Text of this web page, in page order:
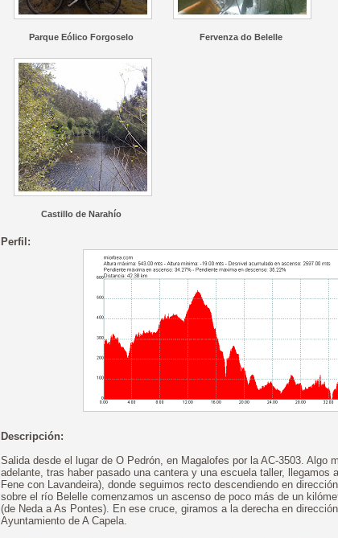
Parque Eólico Forgoselo Fervenza do Belelle
Castillo de Narahío
Perfil:
Descripción:
Salida desde el lugar de O Pedrón, en Magalofes por la AC-3503. Algo
adelante, tras haber pasado una cantera y una escuela taller, llegamos
Fene con Lavandeira), donde seguimos recto descendiendo en
sobre el río Belelle comenzamos un ascenso de poco más de un
(de Neda a As Pontes). En ese cruce, giramos a la derecha en
Ayuntamiento de A Capela.